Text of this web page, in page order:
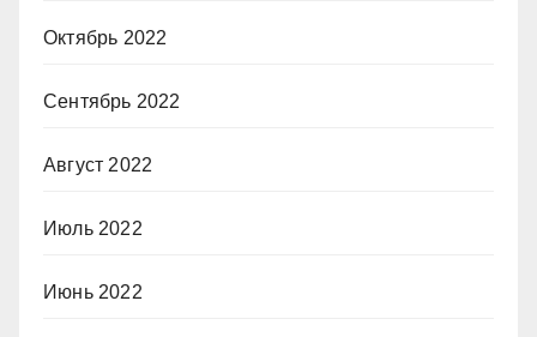
Октябрь 2022
Сентябрь 2022
Август 2022
Июль 2022
Июнь 2022